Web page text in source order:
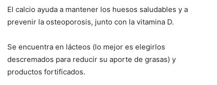
El calcio ayuda a mantener los huesos saludables y a
prevenir la osteoporosis, junto con la vitamina D.
Se encuentra en lácteos (lo mejor es elegirlos
descremados para reducir su aporte de grasas) y
productos fortificados.